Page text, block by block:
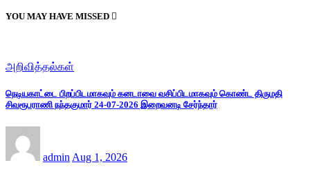
YOU MAY HAVE MISSED
அறிவித்தல்கள்
நெடியகாட்டை பிறப்பிடமாகவும் கனடாவை வசிப்பிடமாகவும் கொண்ட திருமதி
சிவரூபராணி நந்தகுமார் 24-07-2026 இறைவனடி சேர்ந்தார்
admin Aug 1, 2026